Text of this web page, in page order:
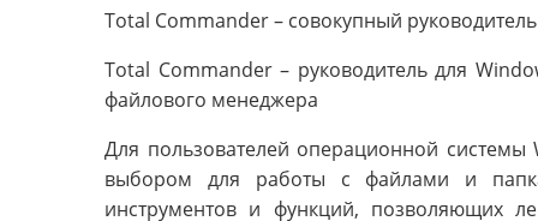
Total Commander – совокупный
Total Commander – руководитель для
файлового менеджера
Для пользователей операционной
выбором для работы с файлами и
инструментов и функций, позволяющих